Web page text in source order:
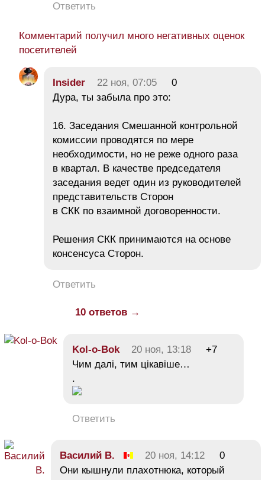
Ответить
Комментарий получил много негативных оценок
посетителей
Insider 22 ноя, 07:05
0
Дура, ты забыла про это:
16. Заседания Смешанной контрольной
комиссии проводятся по мере
необходимости, но не реже одного раза
в квартал. В качестве председателя
заседания ведет один из руководителей
представительств Сторон
в СКК по взаимной договоренности.
Решения СКК принимаются на основе
консенсуса Сторон.
Ответить
10 ответов →
Kol-o-Bok 20 ноя, 13:18
+7
Чим далі, тим цікавіше…
.
Ответить
Василий В. 20 ноя, 14:12
0
Они кышнули плахотнюка, который